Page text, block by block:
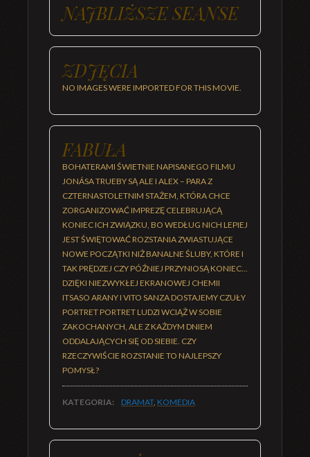
NAJBLIŻSZE SEANSE
ZDJĘCIA
NO IMAGES WERE IMPORTED FOR THIS MOVIE.
FABUŁA
BOHATERAMI ŚWIETNIE NAPISANEGO FILMU
JONÁSA TRUEBY SĄ ALE I ALEX – PARA Z
CZTERNASTOLETNIM STAŻEM, KTÓRA CHCE
ZORGANIZOWAĆ IMPREZĘ CELEBRUJĄCĄ
KONIEC ICH ZWIĄZKU, BO WEDŁUG NICH LEPIEJ
JEST ŚWIĘTOWAĆ ROZSTANIA ZWIASTUJĄCE
NOWE POCZĄTKI NIŻ BANALNE ŚLUBY, KTÓRE I
TAK PRĘDZEJ CZY PÓŹNIEJ PRZYNIOSĄ KONIEC...
DZIĘKI NIEZWYKŁEJ EKRANOWEJ CHEMII
ITSASO ARANY I VITO SANZA DOSTAJEMY CZUŁY
PORTRET PORTRET LUDZI WCIĄŻ W SOBIE
ZAKOCHANYCH, ALE Z KAŻDYM DNIEM
ODDALAJĄCYCH SIĘ OD SIEBIE. CZY
RZECZYWIŚCIE ROZSTANIE TO NAJLEPSZY
POMYSŁ?
KATEGORIA: DRAMAT, KOMEDIA